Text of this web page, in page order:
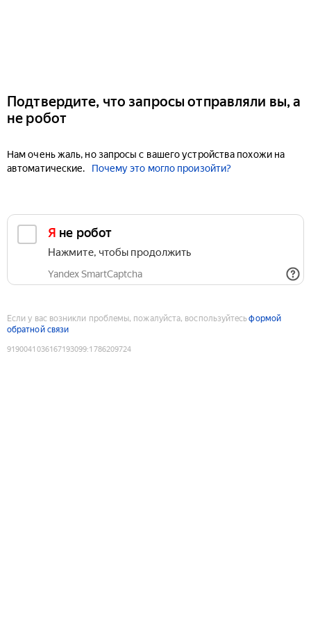
Подтвердите, что запросы отправляли вы, а
не робот
Нам очень жаль, но запросы с вашего устройства похожи на
автоматические.
Почему это могло произойти?
Я не робот
Нажмите, чтобы продолжить
Yandex SmartCaptcha
Если у вас возникли проблемы, пожалуйста, воспользуйтесьформой
обратной связи
9190041036167193099:1786209724